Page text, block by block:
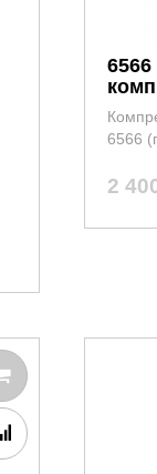
6566
2